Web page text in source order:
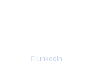
LinkedIn